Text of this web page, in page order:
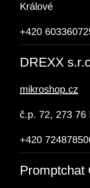
Králové
+420
DREXX
mikroshop.cz
č.p. 72, 273 76
+420
Promptchat